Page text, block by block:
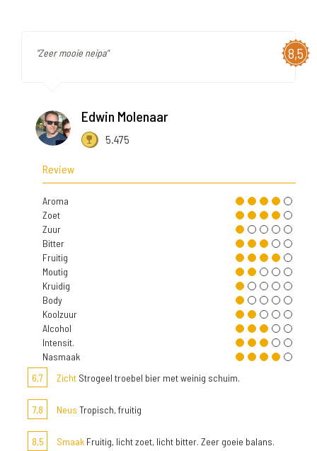
8,5
"Zeer mooie neipa"
Edwin Molenaar
5.475
Review
Aroma
Zoet
Zuur
Bitter
Fruitig
Moutig
Kruidig
Body
Koolzuur
Alcohol
Intensit.
Nasmaak
6,7
Zicht Strogeel troebel bier met weinig schuim.
7,8 Neus Tropisch, fruitig
8,5 Smaak Fruitig, licht zoet, licht bitter. Zeer goeie balans.